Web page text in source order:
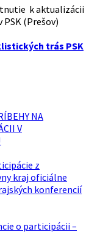
k aktualizácii
(Prešov)
trás PSK
NA
V
z
kraj oficiálne
konferencií
o participácii –